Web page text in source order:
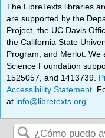
The LibreTexts libraries
are supported by the
Project, the UC Davis
the California State
Program, and Merlot. We
Science Foundation
1525057, and 1413739.
Accessibility Statement .
at info@libretexts.org